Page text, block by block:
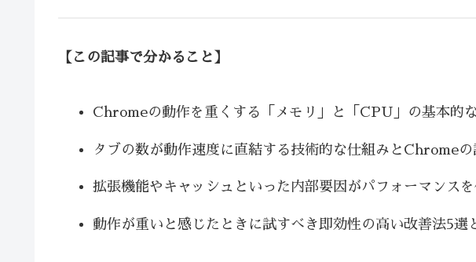
【この記事で分かること】
Chromeの動作を重くする「メモリ」と「CPU」の基本的
タブの数が動作速度に直結する技術的な仕組みとChromeの
拡張機能やキャッシュといった内部要因がパフォーマンス
動作が重いと感じたときに試すべき即効性の高い改善法5選